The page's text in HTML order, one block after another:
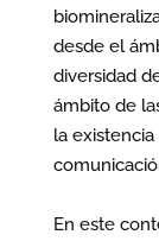
desde el
diversidad
ámbito de
la
En este